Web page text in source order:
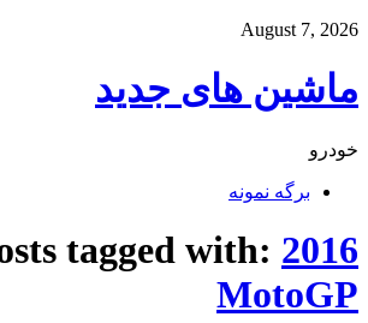
August 7, 2026
ماشین های جدید
خودرو
برگه نمونه
tagged with: 2016
MotoGP